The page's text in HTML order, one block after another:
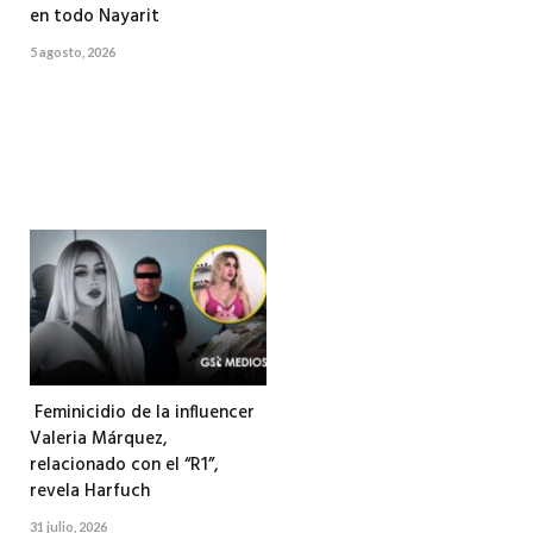
en todo Nayarit
5 agosto, 2026
Feminicidio de la influencer
Valeria Márquez,
relacionado con el “R1”,
revela Harfuch
31 julio, 2026